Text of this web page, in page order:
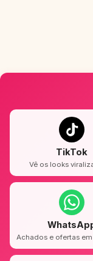
TikTok
Vê os looks
Achados e ofertas em